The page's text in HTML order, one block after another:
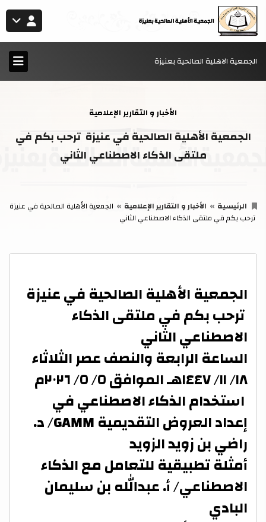
الجمعية الاهلية الصالحية بعنيزة
الأخبار و التقارير الإعلامية
الجمعية الأهلية الصالحية في عنيزة ترحب بكم في
ملتقى الذكاء الاصطناعي الثاني
الرئيسية الأخبار و التقارير الإعلامية
الجمعية الأهلية الصالحية في عنيزة
ترحب بكم في ملتقى الذكاء الاصطناعي الثاني
الجمعية الأهلية الصالحية في عنيزة
ترحب بكم في ملتقى الذكاء
الاصطناعي الثاني
الساعة الرابعة والنصف عصر الثلاثاء
١٨/ ١١/ ١٤٤٧هـ الموافق ٥/ ٥/ ٢٠٢٦م
استخدام الذكاء الاصطناعي في
إعداد العروض التقديمية GAMM/ د.
راضي بن زويد الزويد
أمثلة تطبيقية للتعامل مع الذكاء
الاصطناعي/ أ. عبدالله بن سليمان
البادي